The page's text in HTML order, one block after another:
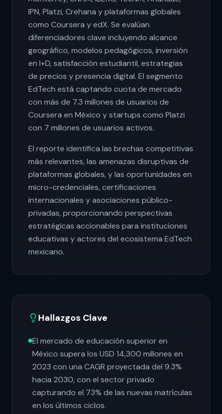
IPN, Platzi, Crehana y plataformas globales
como Coursera y edX. Se evalúan
diferenciadores clave incluyendo alcance
geográfico, modelos pedagógicos, inversión
en I+D, satisfacción estudiantil, estrategias
de precios y presencia digital. El segmento
EdTech está captando cuota de mercado
con más de 7.3 millones de usuarios de
Coursera en México y startups como Platzi
con 7 millones de usuarios activos.
El reporte identifica las brechas competitivas
más relevantes, las amenazas disruptivas de
plataformas globales, y las oportunidades en
micro-credenciales, certificaciones
internacionales y asociaciones público-
privadas, proporcionando perspectivas
estratégicas accionables para instituciones
educativas y actores del ecosistema EdTech
mexicano.
Hallazgos Clave
El mercado de educación superior en
México supera los USD 14,300 millones en
2023 con una CAGR proyectada del 9.3%
hacia 2030, con el sector privado
capturando el 73% de las nuevas matrículas
en los últimos ciclos.